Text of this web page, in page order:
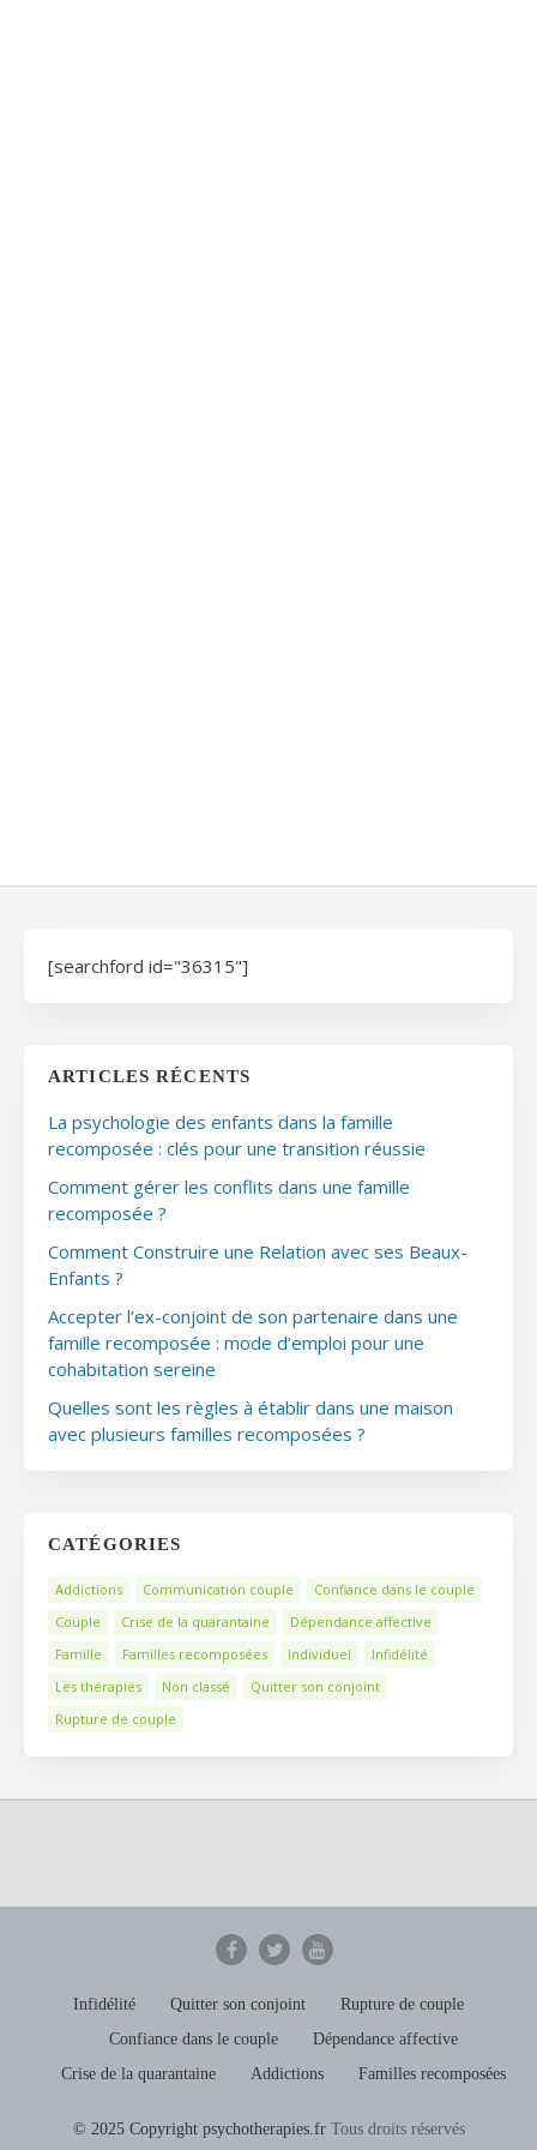
[searchford id="36315"]
ARTICLES RÉCENTS
La psychologie des enfants dans la famille
recomposée : clés pour une transition réussie
Comment gérer les conflits dans une famille
recomposée ?
Comment Construire une Relation avec ses Beaux-
Enfants ?
Accepter l’ex-conjoint de son partenaire dans une
famille recomposée : mode d’emploi pour une
cohabitation sereine
Quelles sont les règles à établir dans une maison
avec plusieurs familles recomposées ?
CATÉGORIES
Addictions Communication couple
Confiance dans le couple
Couple
Crise de la quarantaine
Dépendance affective
Famille
Familles recomposées Individuel
Infidélité
Les thérapies
Non classé
Quitter son conjoint
Rupture de couple
Infidélité Quitter son conjoint
Rupture de couple
Confiance dans le couple
Dépendance affective
Crise de la quarantaine
Addictions Familles recomposées
© 2025 Copyright psychotherapies.frTous droits réservés